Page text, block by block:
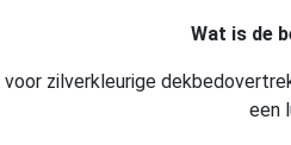
Wat is de
zilverkleurige
een